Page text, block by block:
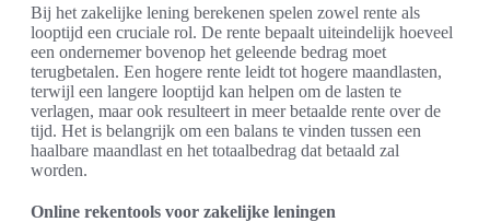
Bij het zakelijke lening berekenen spelen zowel rente als
looptijd een cruciale rol. De rente bepaalt uiteindelijk hoeveel
een ondernemer bovenop het geleende bedrag moet
terugbetalen. Een hogere rente leidt tot hogere maandlasten,
terwijl een langere looptijd kan helpen om de lasten te
verlagen, maar ook resulteert in meer betaalde rente over de
tijd. Het is belangrijk om een balans te vinden tussen een
haalbare maandlast en het totaalbedrag dat betaald zal
worden.
Online rekentools voor zakelijke leningen